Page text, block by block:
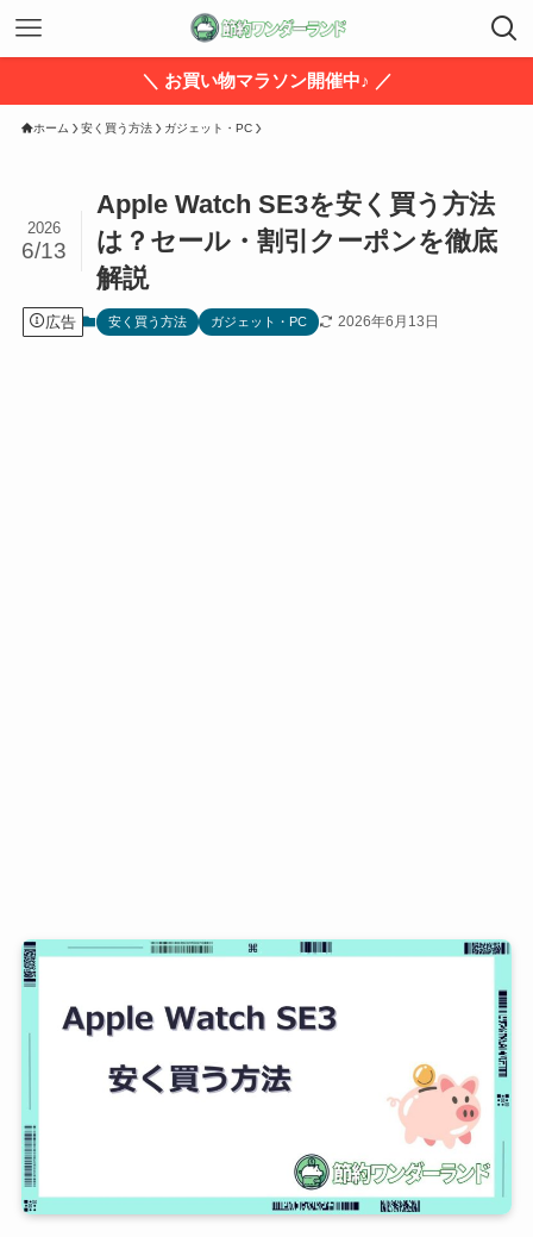
＼ お買い物マラソン開催中♪ ／
ホーム 安く買う方法 ガジェット・PC
Apple Watch SE3を安く買う方法
は？セール・割引クーポンを徹底
解説
2026
6/13
広告 安く買う方法 ガジェット・PC 2026年6月13日